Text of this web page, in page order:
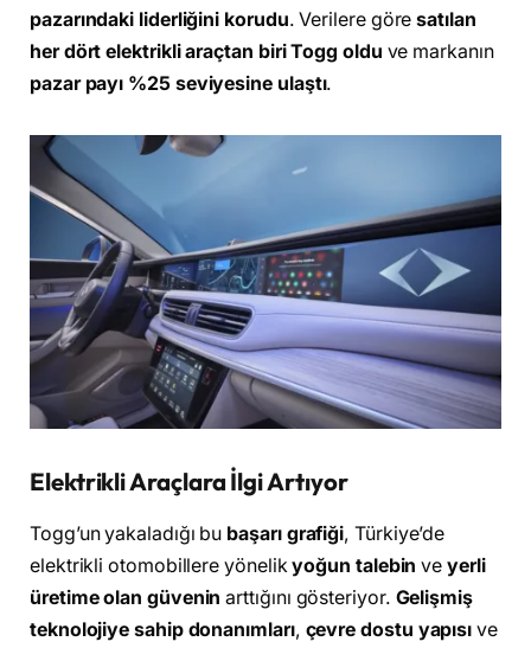
pazarındaki liderliğini korudu. Verilere göresatılan
her dört elektrikli araçtan biri Togg oldu ve markanın
pazar payı %25 seviyesine ulaştı.
Elektrikli Araçlara İlgi Artıyor
Togg’un yakaladığı bu başarı grafiği, Türkiye’de
elektrikli otomobillere yönelikyoğun talebin veyerli
üretime olan güvenin arttığını gösteriyor. Gelişmiş
teknolojiye sahip donanımları, çevre dostu yapısı ve